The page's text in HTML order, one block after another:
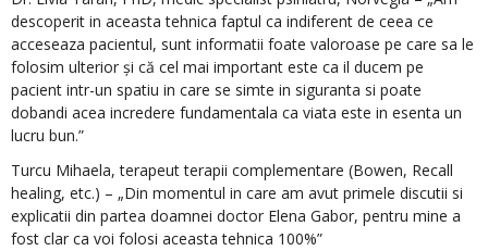
descoperit in aceasta tehnica faptul ca indiferent de ceea ce
acceseaza pacientul, sunt informatii foate valoroase pe care sa le
folosim ulterior și că cel mai important este ca il ducem pe
pacient intr-un spatiu in care se simte in siguranta si poate
dobandi acea incredere fundamentala ca viata este in esenta un
lucru bun.”
Turcu Mihaela, terapeut terapii complementare (Bowen, Recall
healing, etc.) – „Din momentul in care am avut primele discutii si
explicatii din partea doamnei doctor Elena Gabor, pentru mine a
fost clar ca voi folosi aceasta tehnica 100%”